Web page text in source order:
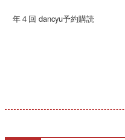
年４回 dancyu予約購読